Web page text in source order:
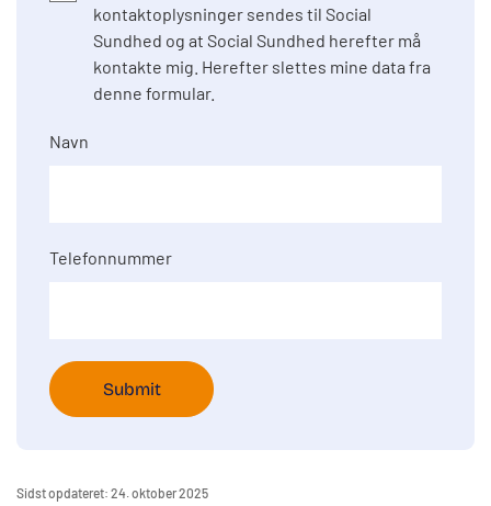
kontaktoplysninger sendes til Social
Sundhed og at Social Sundhed herefter må
kontakte mig. Herefter slettes mine data fra
denne formular.
Navn
Telefonnummer
Sidst opdateret: 24. oktober 2025